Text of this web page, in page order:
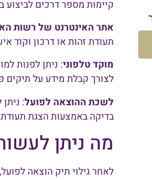
קיימות מספר דרכים לביצוע
אתר האינטרנט של רשות
תעודת זהות או דרכון וקוד
מוקד טלפוני
לצורך קבלת מידע על תיקים
לשכת ההוצאה לפועל:
בדיקה באמצעות הצגת תעודת
מה ניתן
לאחר גילוי תיק הוצאה